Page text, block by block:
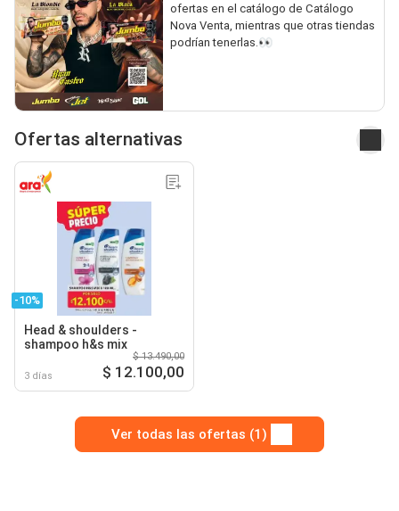
ofertas en el catálogo de Catálogo
Nova Venta, mientras que otras tiendas
podrían tenerlas.👀
Ofertas alternativas
-10%
Head & shoulders -
shampoo h&s mix
3 días
$ 13.490,00
$ 12.100,00
Ver todas las ofertas (1)